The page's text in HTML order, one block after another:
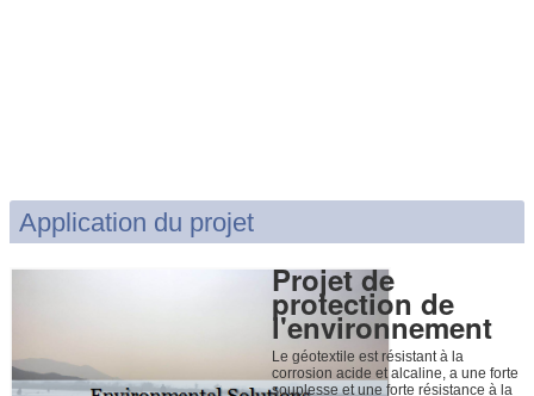
Application du projet
Projet de
protection de
l'environnement
Le géotextile est résistant à la
corrosion acide et alcaline, a une forte
souplesse et une forte résistance à la